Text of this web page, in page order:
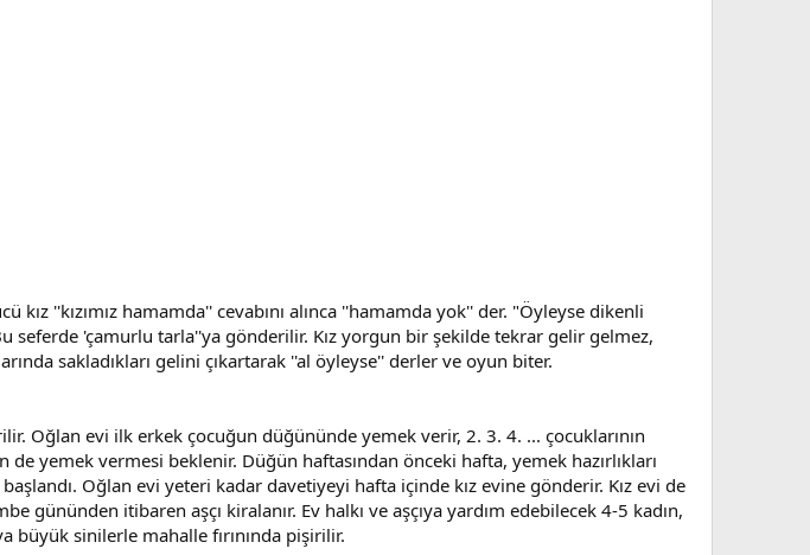
''kızımız hamamda'' cevabını alınca ''hamamda yok'' der. "Öyleyse dikenli
seferde 'çamurlu tarla''ya gönderilir. Kız yorgun bir şekilde tekrar gelir gelmez,
sakladıkları gelini çıkartarak ''al öyleyse'' derler ve oyun biter.
Oğlan evi ilk erkek çocuğun düğününde yemek verir, 2. 3. 4. ... çocuklarının
yemek vermesi beklenir. Düğün haftasından önceki hafta, yemek hazırlıkları
Oğlan evi yeteri kadar davetiyeyi hafta içinde kız evine gönderir. Kız evi de
gününden itibaren aşçı kiralanır. Ev halkı ve aşçıya yardım edebilecek 4-5 kadın,
sinilerle mahalle fırınında pişirilir.